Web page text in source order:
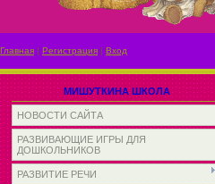
Главная | Регистрация | Вход
МИШУТКИНА ШКОЛА
НОВОСТИ САЙТА
РАЗВИВАЮЩИЕ ИГРЫ ДЛЯ
ДОШКОЛЬНИКОВ
РАЗВИТИЕ РЕЧИ